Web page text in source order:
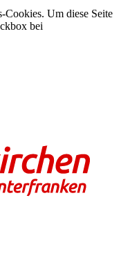
Cookies. Um diese Seite
bei